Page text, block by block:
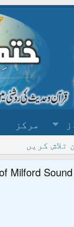
مرکز
تلاش کریں